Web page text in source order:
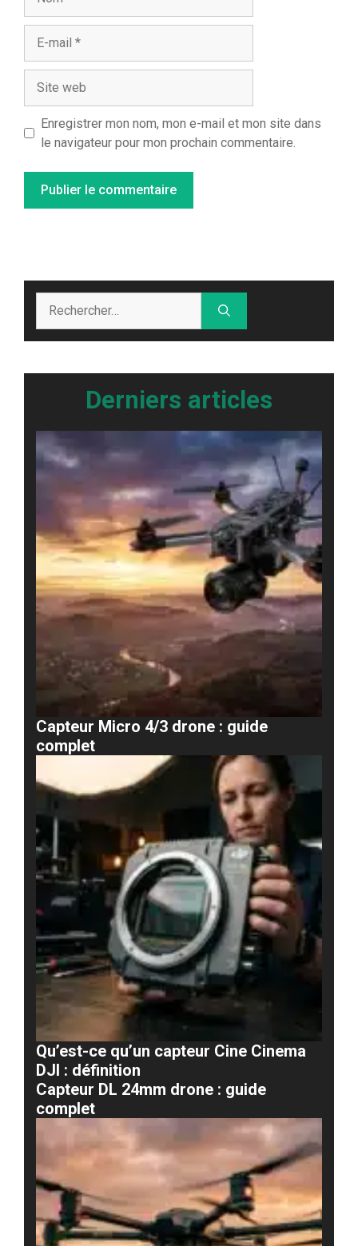
mail
web
Enregistrer mon nom, mon e-mail et mon site dans
le navigateur pour mon prochain commentaire.
Derniers articles
Capteur Micro 4/3 drone : guide
complet
Qu’est-ce qu’un capteur Cine Cinema
DJI : définition
Capteur DL 24mm drone : guide
complet